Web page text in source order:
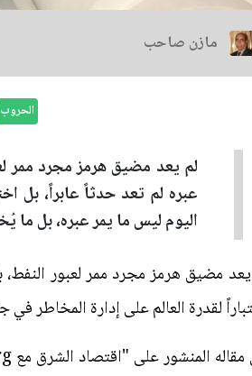
مازن صاحب
الحروب
لم يعد مضيق هرمز مجرد ممر
عبره لم تعد حدثاً عابراً، بل
اليوم ليس ما يمر عبره، بل
مضيق هرمز مجرد ممر لعبور النفط،
لقدرة العالم على إدارة المخاطر